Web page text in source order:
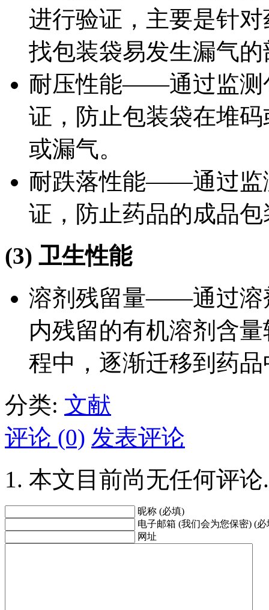
进行验证，主要是针
找包装袋易发生漏气
耐压性能——通过监测
证，防止包装袋在堆
或漏气。
耐跌落性能——通过监
证，防止药品的成品
(3) 卫生性能
溶剂残留量——通过溶
内残留的有机溶剂含
程中，逐渐迁移到药
分类: 文献
评论 (0) 发表评论
本文目前尚无任何评论.
昵称 (必填)
电子邮箱 (我们会为您保密) (必
网址